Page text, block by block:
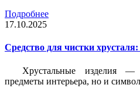
Подробнее
17.10.2025
Средство для чистки
Хрустальные изделия
предметы интерьера, но и